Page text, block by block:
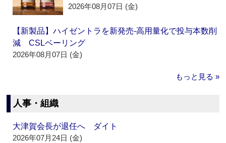
2026年08月07日 (金)
【新製品】ハイゼントラを新発売‐高用量化で投与本数削
減 CSLベーリング
2026年08月07日 (金)
もっと見る »
人事・組織
大津賀会長が退任へ ダイト
2026年07月24日 (金)